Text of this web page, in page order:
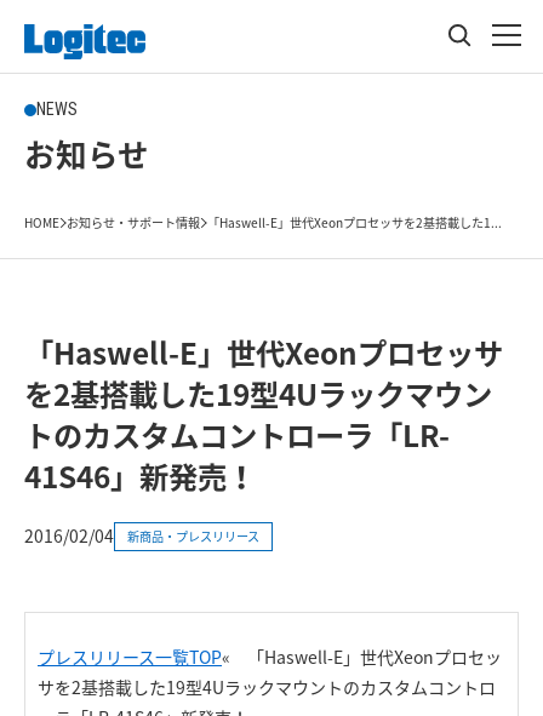
NEWS
お知らせ
HOME お知らせ・サポート情報 「Haswell-E」世代Xeonプロセッサを2基搭載した1...
「Haswell-E」世代Xeonプロセッサ
を2基搭載した19型4Uラックマウン
トのカスタムコントローラ「LR-
41S46」新発売！
2016/02/04 新商品・プレスリリース
プレスリリース一覧TOP«
「Haswell-E」世代Xeonプロセッ
サを2基搭載した19型4Uラックマウントのカスタムコントロ